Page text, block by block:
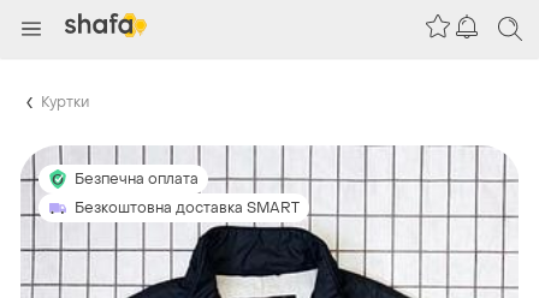
Куртки
Безпечна оплата
Безкоштовна доставка SMART